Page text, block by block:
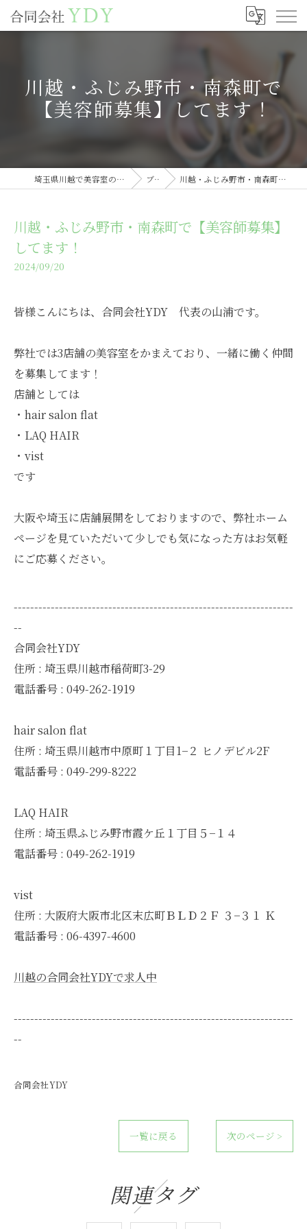
川越・ふじみ野市・南森町で
【美容師募集】してます！
埼玉県川越で美容室の求人なら合同会社YDY ブログ 川越・ふじみ野市・南森町で【美容師募集】してます！
川越・ふじみ野市・南森町で【美容師募集】
してます！
2024/09/20
皆様こんにちは、合同会社YDY 代表の山浦です。
弊社では3店舗の美容室をかまえており、一緒に働く仲間
を募集してます！
店舗としては
・hair salon flat
・LAQ HAIR
・vist
です
大阪や埼玉に店舗展開をしておりますので、弊社ホーム
ページを見ていただいて少しでも気になった方はお気軽
にご応募ください。
--------------------------------------------------------------------
--
合同会社YDY
住所 : 埼玉県川越市稲荷町3-29
電話番号 : 049-262-1919
hair salon flat
住所 : 埼玉県川越市中原町１丁目1−２ ヒノデビル2F
電話番号 : 049-299-8222
LAQ HAIR
住所 : 埼玉県ふじみ野市霞ケ丘１丁目５−１４
電話番号 : 049-262-1919
vist
住所 : 大阪府大阪市北区末広町ＢＬＤ２Ｆ ３−３１ Ｋ
電話番号 : 06-4397-4600
川越の合同会社YDYで求人中
--------------------------------------------------------------------
--
合同会社YDY
一覧に戻る 次のページ >
関連タグ